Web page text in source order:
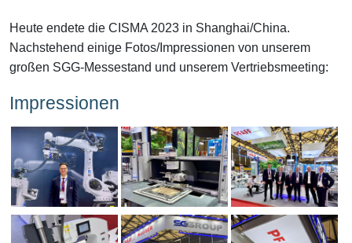
Heute endete die CISMA 2023 in Shanghai/China.
Nachstehend einige Fotos/Impressionen von unserem
großen SGG-Messestand und unserem Vertriebsmeeting:
Impressionen